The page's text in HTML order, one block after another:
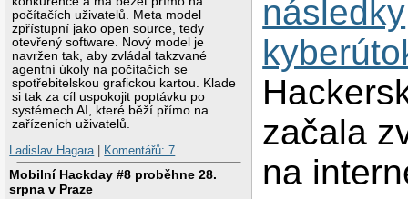
počítačích uživatelů. Meta model
zpřístupní jako open source, tedy
otevřený software. Nový model je
navržen tak, aby zvládal takzvané
agentní úkoly na počítačích se
spotřebitelskou grafickou kartou. Klade
si tak za cíl uspokojit poptávku po
systémech AI, které běží přímo na
zařízeních uživatelů.
Ladislav Hagara| Komentářů: 7
Mobilní Hackday #8 proběhne 28.
srpna v Praze
následky
začala
na